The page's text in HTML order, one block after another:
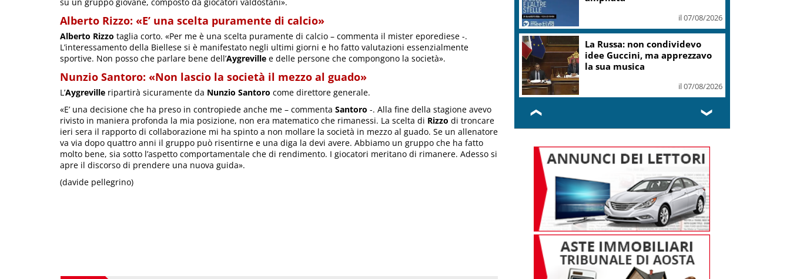
Alberto Rizzo: «E’ una scelta puramente di calcio»
Alberto Rizzo taglia corto. «Per me è una scelta puramente di calcio – commenta il mister eporediese -.
L’interessamento della Biellese si è manifestato negli ultimi giorni e ho fatto valutazioni essenzialmente
sportive. Non posso che parlare bene dell’Aygreville e delle persone che compongono la società».
Nunzio Santoro: «Non lascio la società il mezzo al guado»
L’Aygreville ripartirà sicuramente da Nunzio Santoro come direttore generale.
«E’ una decisione che ha preso in contropiede anche me – commenta Santoro -. Alla fine della stagione avevo
rivisto in maniera profonda la mia posizione, non era matematico che rimanessi. La scelta di Rizzo di troncare
ieri sera il rapporto di collaborazione mi ha spinto a non mollare la società in mezzo al guado. Se un allenatore
va via dopo quattro anni il gruppo può risentirne e una diga la devi avere. Abbiamo un gruppo che ha fatto
molto bene, sia sotto l’aspetto comportamentale che di rendimento. I giocatori meritano di rimanere. Adesso si
apre il discorso di prendere una nuova guida».
(davide pellegrino)
il 07/08/2026
La Russa: non condividevo
idee Guccini, ma apprezzavo
la sua musica
il 07/08/2026
❮ ❯